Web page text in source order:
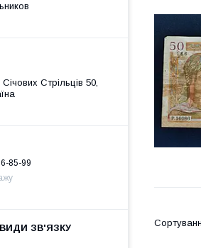
Стрільців 50,
85-99